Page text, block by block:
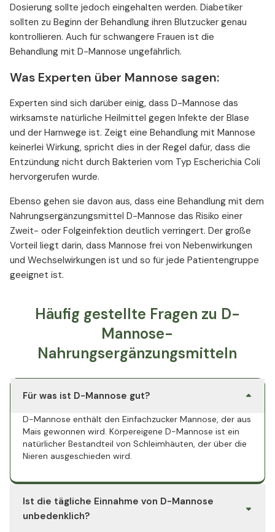
Dosierung sollte jedoch eingehalten werden. Diabetiker
sollten zu Beginn der Behandlung ihren Blutzucker genau
kontrollieren. Auch für schwangere Frauen ist die
Behandlung mit D-Mannose ungefährlich.
Was Experten über Mannose sagen:
Experten sind sich darüber einig, dass D-Mannose das
wirksamste natürliche Heilmittel gegen Infekte der Blase
und der Harnwege ist. Zeigt eine Behandlung mit Mannose
keinerlei Wirkung, spricht dies in der Regel dafür, dass die
Entzündung nicht durch Bakterien vom Typ Escherichia Coli
hervorgerufen wurde.
Ebenso gehen sie davon aus, dass eine Behandlung mit dem
Nahrungsergänzungsmittel D-Mannose das Risiko einer
Zweit- oder Folgeinfektion deutlich verringert. Der große
Vorteil liegt darin, dass Mannose frei von Nebenwirkungen
und Wechselwirkungen ist und so für jede Patientengruppe
geeignet ist.
Häufig gestellte Fragen zu D-
Mannose-
Nahrungsergänzungsmitteln
Für was ist D-Mannose gut?
D-Mannose enthält den Einfachzucker Mannose, der aus
Mais gewonnen wird. Körpereigene D-Mannose ist ein
natürlicher Bestandteil von Schleimhäuten, der über die
Nieren ausgeschieden wird.
Ist die tägliche Einnahme von D-Mannose
unbedenklich?